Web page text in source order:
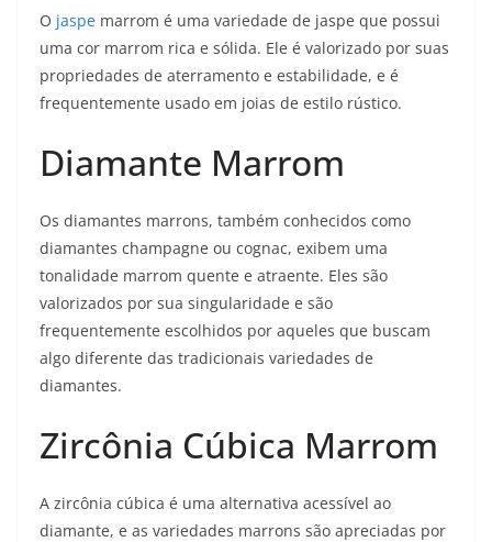
O jaspe marrom é uma variedade de jaspe que possui
uma cor marrom rica e sólida. Ele é valorizado por suas
propriedades de aterramento e estabilidade, e é
frequentemente usado em joias de estilo rústico.
Diamante Marrom
Os diamantes marrons, também conhecidos como
diamantes champagne ou cognac, exibem uma
tonalidade marrom quente e atraente. Eles são
valorizados por sua singularidade e são
frequentemente escolhidos por aqueles que buscam
algo diferente das tradicionais variedades de
diamantes.
Zircônia Cúbica Marrom
A zircônia cúbica é uma alternativa acessível ao
diamante, e as variedades marrons são apreciadas por